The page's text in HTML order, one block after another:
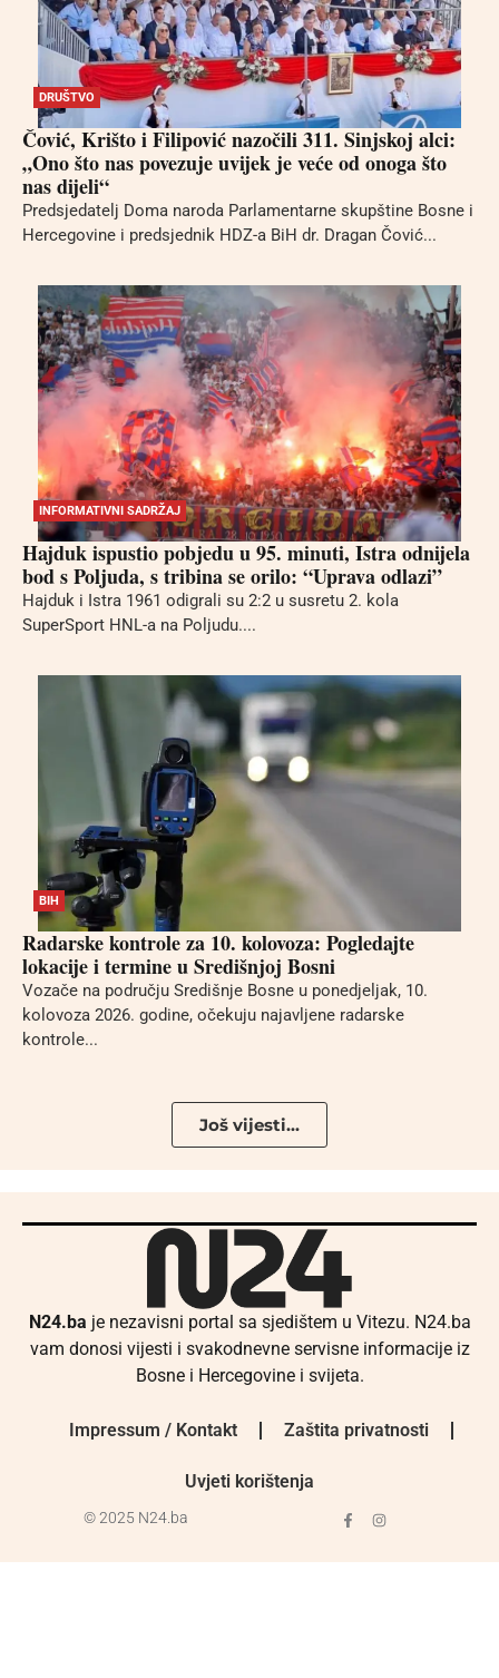
DRUŠTVO
Čović, Krišto i Filipović nazočili 311. Sinjskoj alci:
„Ono što nas povezuje uvijek je veće od onoga što
nas dijeli“
Predsjedatelj Doma naroda Parlamentarne skupštine Bosne i
Hercegovine i predsjednik HDZ-a BiH dr. Dragan Čović...
INFORMATIVNI SADRŽAJ
Hajduk ispustio pobjedu u 95. minuti, Istra odnijela
bod s Poljuda, s tribina se orilo: “Uprava odlazi”
Hajduk i Istra 1961 odigrali su 2:2 u susretu 2. kola
SuperSport HNL-a na Poljudu....
BIH
Radarske kontrole za 10. kolovoza: Pogledajte
lokacije i termine u Središnjoj Bosni
Vozače na području Središnje Bosne u ponedjeljak, 10.
kolovoza 2026. godine, očekuju najavljene radarske
kontrole...
Još vijesti...
N24.ba je nezavisni portal sa sjedištem u Vitezu. N24.ba
vam donosi vijesti i svakodnevne servisne informacije iz
Bosne i Hercegovine i svijeta.
Impressum / Kontakt Zaštita privatnosti
Uvjeti korištenja
© 2025 N24.ba